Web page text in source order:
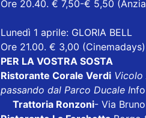
Ore 20.40. € 7,50-€ 5,50
Lunedì 1 aprile: GLORIA BELL
Ore 21.00. € 3,00 (Cinemadays)
PER LA VOSTRA SOSTA
Ristorante Corale Verdi
passando dal Parco Ducale I
Trattoria Ronzoni- Via